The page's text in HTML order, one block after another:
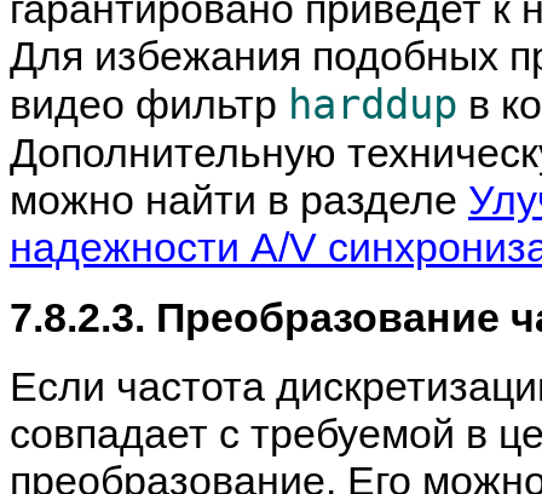
Для избежания подобных
видео фильтр harddup в
Дополнительную
можно найти в разделе
надежности A/V
7.8.2.3. Преобразование
Если частота
совпадает с требуемой в
преобразование. Его